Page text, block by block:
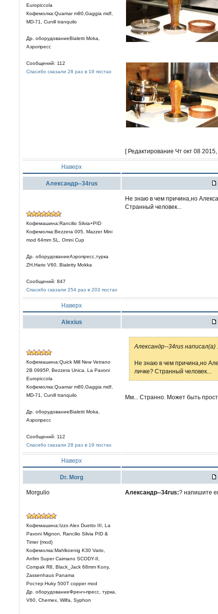
Europiccola
Кофемолка:Quamar m80,Gaggia mdf,
MD-71, Cunill tranquilo
Др. оборудованиеBialetti Moka,
Аэропресс
Сообщений: 112
Спасибо сказали 28 раз в 19 постах
[ Редактирование Чт окт 08 2015,
Наверх
Александр--34rus
Кофемашина:Rancilio Silvia+PID
Кофемолка:Bezzera 005, Mazzer Mini
mod 64mm SL, Omni Cup
Др. оборудованиеАэропресс,турка
ZH,Hario V60, Bialetty Mokka
Сообщений: 847
Спасибо сказали 254 раз в 203 постах
Не знаю в чем причина,но
Странный человек...
Наверх
Alexius
Кофемашина:Quick Mill New Vetrano
2B 0995P, Bezzera Unica, La Pavoni
Europiccola
Кофемолка:Quamar m80,Gaggia mdf,
MD-71, Cunill tranquilo
Др. оборудованиеBialetti Moka,
Аэропресс
Сообщений: 112
Спасибо сказали 28 раз в 19 постах
Александр--34rus написал(а)
Не знаю в чем причина,но
личке? Странный человек...
Мм... Странно. Может быть
Наверх
Dr. Morg
Morgulio
Кофемашина:Izzo Alex Duetto III, La
Pavoni Mignon, Rancilio Silvia PID &
Timer {mod}
Кофемолка:Mahlkoenig K30 Vario,
Anfim Super Caimano SCODY-II,
Compak R8, Black_Jack 68mm Kony,
Zassenhaus Panama
Ростер:Huky 500T copper mod
Др. оборудованиеФренч-пресс, турка,
V60, Chemex, Wilfa, Syphon
Александр--34rus:? напишите